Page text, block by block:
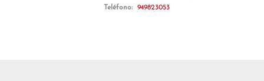
Teléfono:
949823053